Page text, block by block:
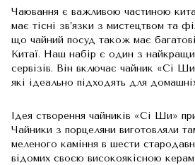
Чаювання є важливою частиною
має тісні зв’язки з мистецтвом та
що чайний посуд також має
Китаї. Наш набір є один з
сервізів. Він включає чайник «Сі
які ідеально підходять для
Ідея створення чайників «Сі Ши»
Чайники з порцеляни виготовляли
меленого каміння в шести
відомих своєю високоякісною